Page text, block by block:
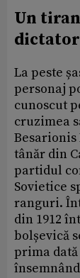
Un
dictator
La peste
personaj
cunoscut
cruzimea
Besarionis
tânăr din
partidul
Sovietice
ranguri.
din 1912
bolșevică
prima